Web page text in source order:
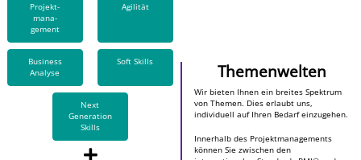
Projekt­
mana­
gement
Agilität
Business
Analyse
Soft Skills
Next
Generation
Skills
Themenwelten
Wir bieten Ihnen ein breites Spektrum
von Themen. Dies erlaubt uns,
individuell auf Ihren Bedarf einzugehen.
Innerhalb des Projektmanagements
können Sie zwischen den